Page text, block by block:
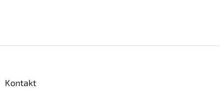
Kontakt